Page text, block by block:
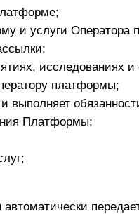
и услуги Оператора
исследованиях и
платформы;
выполняет
Платформы;
автоматически